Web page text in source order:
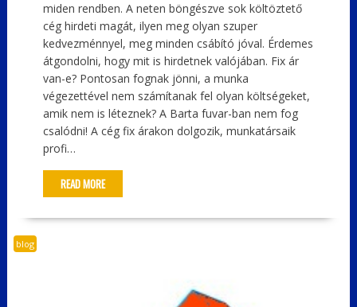
miden rendben. A neten böngészve sok költöztető
cég hirdeti magát, ilyen meg olyan szuper
kedvezménnyel, meg minden csábító jóval. Érdemes
átgondolni, hogy mit is hirdetnek valójában. Fix ár
van-e? Pontosan fognak jönni, a munka
végezettével nem számítanak fel olyan költségeket,
amik nem is léteznek? A Barta fuvar-ban nem fog
csalódni! A cég fix árakon dolgozik, munkatársaik
profi…
READ MORE
blog